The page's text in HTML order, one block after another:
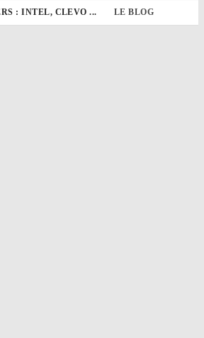
: INTEL, CLEVO ... LE BLOG